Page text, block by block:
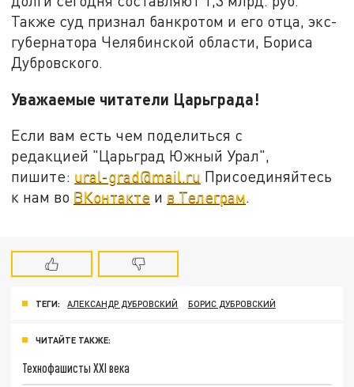
Также суд признал банкротом и его отца, экс-
губернатора Челябинской области, Бориса
Дубровского.
Уважаемые читатели Царьграда!
Если вам есть чем поделиться с
редакцией "Царьград Южный Урал",
пишите: ural-grad@mail.ru Присоединяйтесь
к нам во ВКонтакте и в Телеграм.
ТЕГИ: АЛЕКСАНДР ДУБРОВСКИЙ БОРИС ДУБРОВСКИЙ
ЧИТАЙТЕ ТАКЖЕ:
Технофашисты XXI века